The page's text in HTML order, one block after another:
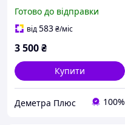
ОВИ 03.060
Готово до відправки
від583₴/міс
3 500₴
Купити
Деметра Плюс 100%